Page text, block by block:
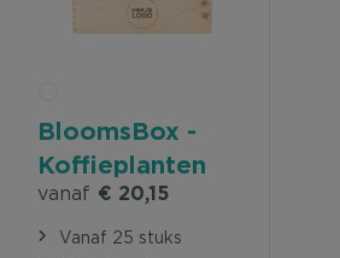
BloomsBox -
Koffieplanten
vanaf € 20,15
Vanaf 25 stuks